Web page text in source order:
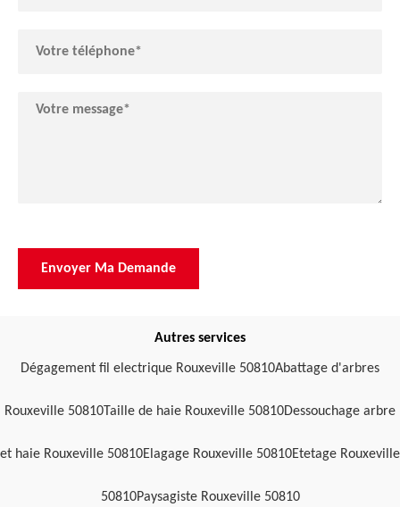
Autres services
Dégagement fil electrique Rouxeville 50810Abattage d'arbres
Rouxeville 50810Taille de haie Rouxeville 50810Dessouchage arbre
et haie Rouxeville 50810Elagage Rouxeville 50810Etetage Rouxeville
50810Paysagiste Rouxeville 50810